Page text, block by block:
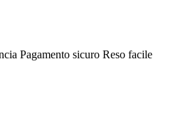
Pagamento sicuro Reso facile